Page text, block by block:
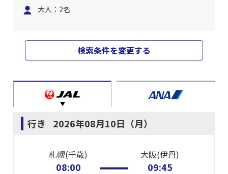
大人：2名
検索条件を変更する
行き 2026年08月10日（月）
札幌(千歳)
08:00
大阪(伊丹)
09:45